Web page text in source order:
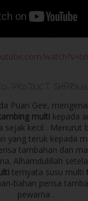
PRODUCT SHARING
Puan Gee,
multi kepada
sejak kecil . Menurut
yang teruk kepada
tambahan dan
Alhamdulillah
ternyata susu multi
bahan perisa
pewarna .